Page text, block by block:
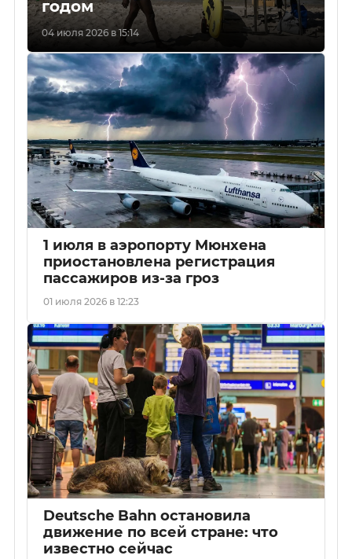
годом
04 июля 2026 в 15:14
1 июля в аэропорту Мюнхена
приостановлена регистрация
пассажиров из-за гроз
01 июля 2026 в 12:23
Deutsche Bahn остановила
движение по всей стране: что
известно сейчас